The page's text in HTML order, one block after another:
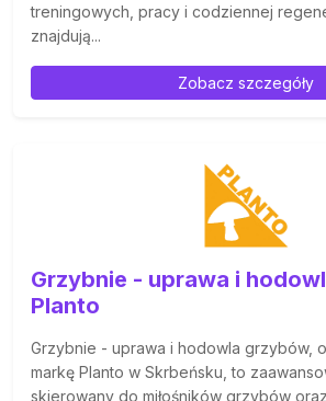
treningowych, pracy i codziennej
znajdują...
Zobacz szczegóły
Grzybnie - uprawa i
Planto
Grzybnie - uprawa i hodowla grzybów,
markę Planto w Skrbeńsku, to
skierowany do miłośników grzybów